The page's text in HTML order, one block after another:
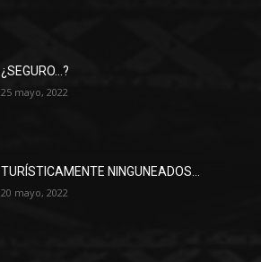
¿SEGURO…?
25 mayo, 2022
TURÍSTICAMENTE NINGUNEADOS…
20 mayo, 2022